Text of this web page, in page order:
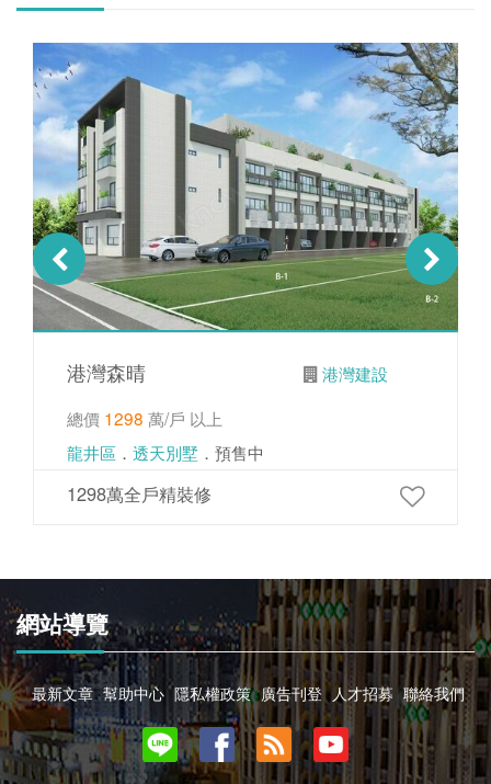
港灣森晴
港灣建設
總價 1298 萬/戶 以上
龍井區 ． 透天別墅 ．預售中
1298萬全戶精裝修
網站導覽
最新文章 幫助中心 隱私權政策 廣告刊登 人才招募 聯絡我們